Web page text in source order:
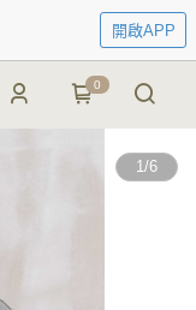
開啟APP
0
1/6